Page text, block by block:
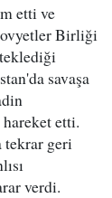
etti ve
Birliği
savaşa
etti.
tekrar geri
verdi.